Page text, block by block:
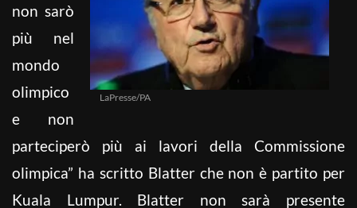
LaPresse/PA
non sarò
più nel
mondo
olimpico
e non
parteciperò più ai lavori della Commissione
olimpica” ha scritto Blatter che non è partito per
Kuala Lumpur. Blatter non sarà presente